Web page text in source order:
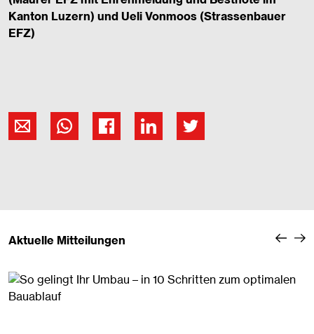
Kanton Luzern) und Ueli Vonmoos (Strassenbauer
EFZ)
Aktuelle Mitteilungen